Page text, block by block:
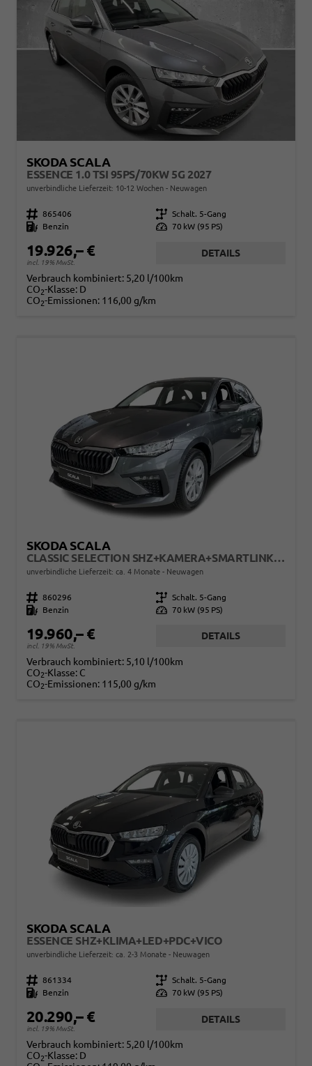
SKODA SCALA
ESSENCE 1.0 TSI 95PS/70KW 5G 2027
unverbindliche Lieferzeit: 10-12 Wochen Neuwagen
Fahrzeugnr. 865406 Getriebe Schalt. 5-Gang
Kraftstoff
Benzin Leistung 70 kW (95 PS)
19.926,– €
incl. 19% MwSt.
DETAILS
Verbrauch kombiniert: 5,20 l/100km
CO2-Klasse: D
CO2-Emissionen: 116,00 g/km
SKODA SCALA
CLASSIC SELECTION SHZ+KAMERA+SMARTLINK+LED+16" ALU
unverbindliche Lieferzeit: ca. 4 Monate Neuwagen
Fahrzeugnr. 860296 Getriebe Schalt. 5-Gang
Kraftstoff
Benzin Leistung 70 kW (95 PS)
19.960,– €
incl. 19% MwSt.
DETAILS
Verbrauch kombiniert: 5,10 l/100km
CO2-Klasse: C
CO2-Emissionen: 115,00 g/km
SKODA SCALA
ESSENCE SHZ+KLIMA+LED+PDC+VICO
unverbindliche Lieferzeit: ca. 2-3 Monate Neuwagen
Fahrzeugnr. 861334 Getriebe Schalt. 5-Gang
Kraftstoff
Benzin Leistung 70 kW (95 PS)
20.290,– €
incl. 19% MwSt.
DETAILS
Verbrauch kombiniert: 5,20 l/100km
CO2-Klasse: D